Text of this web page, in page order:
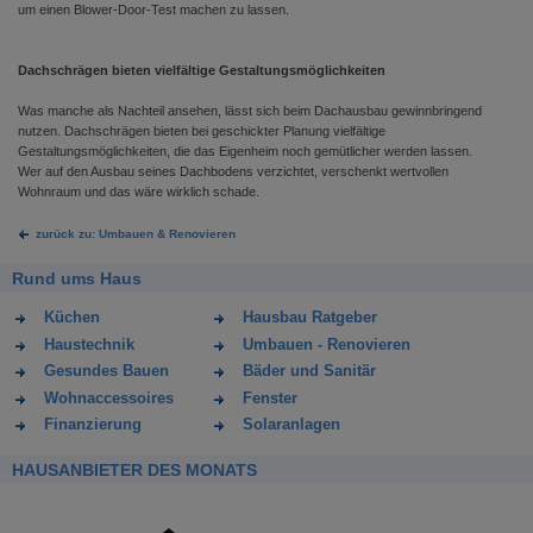
um einen Blower-Door-Test machen zu lassen.
Dachschrägen bieten vielfältige Gestaltungsmöglichkeiten
Was manche als Nachteil ansehen, lässt sich beim Dachausbau gewinnbringend
nutzen. Dachschrägen bieten bei geschickter Planung vielfältige
Gestaltungsmöglichkeiten, die das Eigenheim noch gemütlicher werden lassen.
Wer auf den Ausbau seines Dachbodens verzichtet, verschenkt wertvollen
Wohnraum und das wäre wirklich schade.
zurück zu: Umbauen & Renovieren
Rund ums Haus
Küchen
Hausbau Ratgeber
Haustechnik
Umbauen - Renovieren
Gesundes Bauen
Bäder und Sanitär
Wohnaccessoires
Fenster
Finanzierung
Solaranlagen
HAUSANBIETER DES MONATS